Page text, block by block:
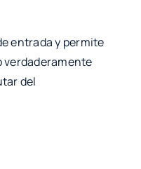
entrada y permite
verdaderamente
del